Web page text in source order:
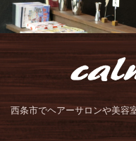
西条市でヘアーサロンや美容